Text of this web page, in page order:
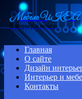
Menu
Мебель ИКЕА
Интерьер и мебель
Главная
О сайте
Дизайн
Интерьер и
Контакты